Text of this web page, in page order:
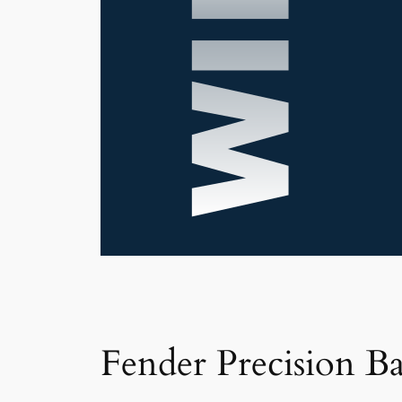
Fender Precision